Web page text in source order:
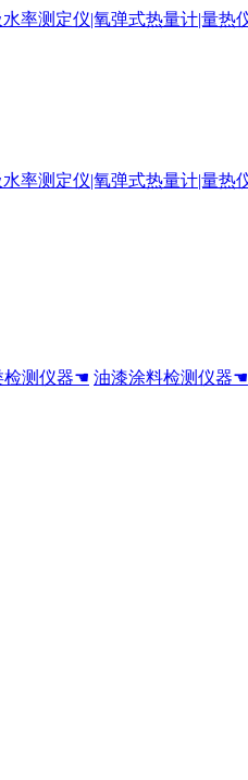
检测仪器☚ 油漆涂料检测仪器☚